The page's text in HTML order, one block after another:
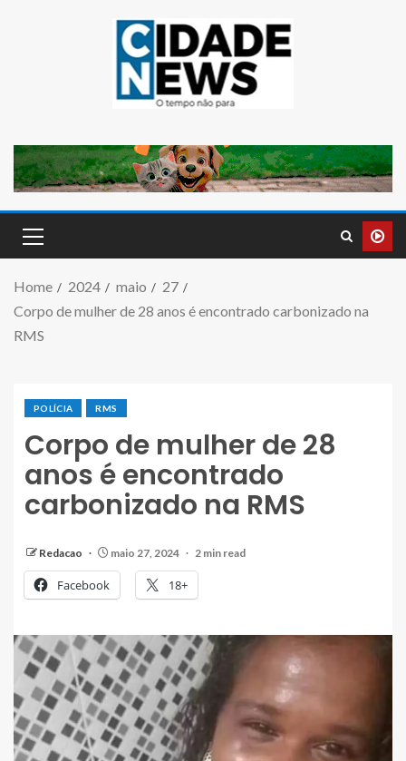
Home 2024 maio
27
Corpo de mulher de 28 anos é encontrado carbonizado na
RMS
POLÍCIA RMS
Corpo de mulher de 28
anos é encontrado
carbonizado na RMS
Redacao maio 27, 2024 2 min read
Facebook 18+